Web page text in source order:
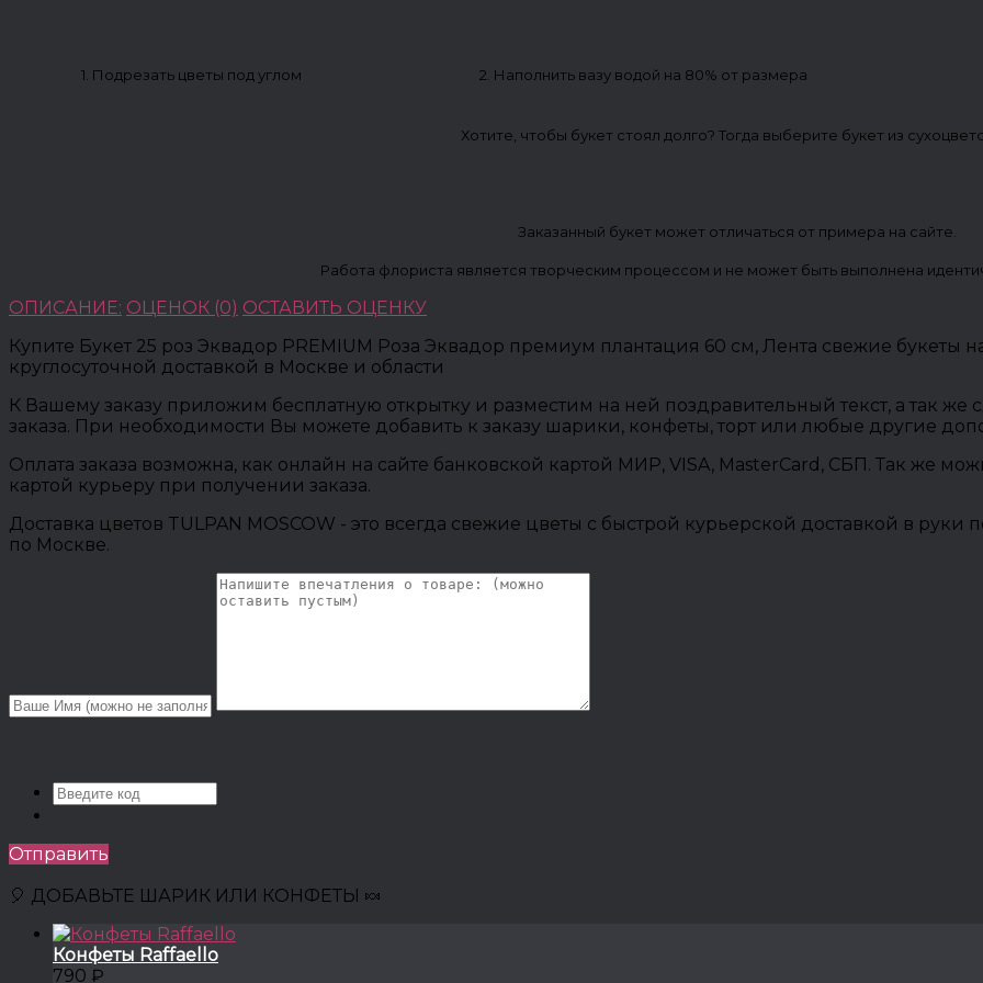
1. Подрезать цветы под углом 2. Наполнить вазу водой на 80% от размера
Хотите, чтобы букет стоял долго? Тогда выберите букет из
Заказанный букет может отличаться от примера на сайте.
Работа флориста является творческим процессом и не может быть выполнена
ОПИСАНИЕ: ОЦЕНОК (0) ОСТАВИТЬ ОЦЕНКУ
Купите Букет 25 роз Эквадор PREMIUM Роза Эквадор премиум плантация 60 см, Лента свежие букеты
круглосуточной доставкой в Москве и области
К Вашему заказу приложим бесплатную открытку и разместим на ней поздравительный текст, а так
заказа. При необходимости Вы можете добавить к заказу шарики, конфеты, торт или любые другие
Оплата заказа возможна, как онлайн на сайте банковской картой МИР, VISA, MasterCard, СБП. Так же
картой курьеру при получении заказа.
Доставка цветов TULPAN MOSCOW - это всегда свежие цветы с быстрой курьерской доставкой в руки
по Москве.
Отправить
🎈 ДОБАВЬТЕ ШАРИК ИЛИ КОНФЕТЫ 🍬
Конфеты Raffaello
790 ₽